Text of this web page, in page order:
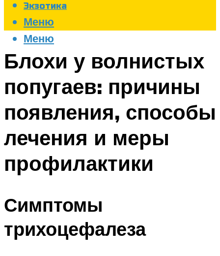
Экзотика
Меню
Меню
Блохи у волнистых
попугаев: причины
появления, способы
лечения и меры
профилактики
Симптомы
трихоцефалеза